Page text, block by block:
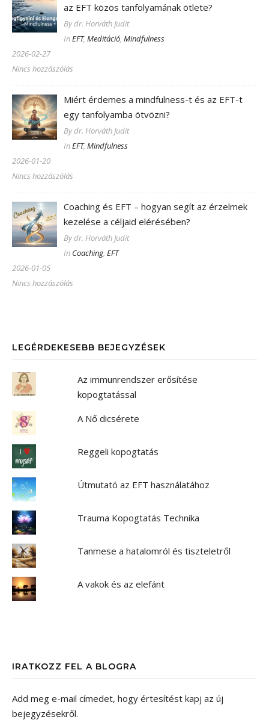
az EFT közös tanfolyamának ötlete?
By dr. Horváth Judit
InEFT,Meditáció,Mindfulness
2026-02-27
Nincs hozzászólás
Miért érdemes a mindfulness-t és az EFT-t
egy tanfolyamba ötvözni?
By dr. Horváth Judit
InEFT,Mindfulness
2026-01-20
Nincs hozzászólás
Coaching és EFT – hogyan segít az érzelmek
kezelése a céljaid elérésében?
By dr. Horváth Judit
In Coaching,EFT
2026-01-05
Nincs hozzászólás
LEGÉRDEKESEBB BEJEGYZÉSEK
Az immunrendszer erősítése
kopogtatással
A Nő dicsérete
Reggeli kopogtatás
Útmutató az EFT használatához
Trauma Kopogtatás Technika
Tanmese a hatalomról és tiszteletről
A vakok és az elefánt
IRATKOZZ FEL A BLOGRA
Add meg e-mail címedet, hogy értesítést kapj az új
bejegyzésekről.